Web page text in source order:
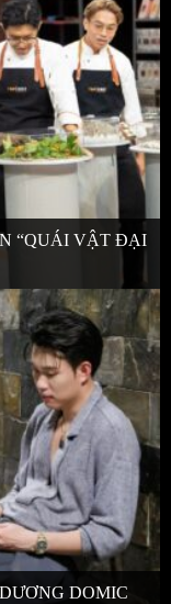
“QUÁI VẬT ĐẠI
DOMIC